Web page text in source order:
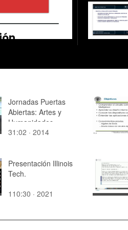
Jornadas Puertas
Abiertas: Artes y
Humanidades
31:02 · 2014
Presentación Illinois
Tech.
110:30 · 2021